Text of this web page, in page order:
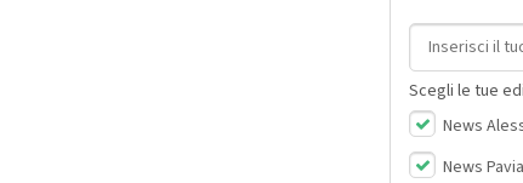
Indirizzo
Scegli le tue
News
News Pavia